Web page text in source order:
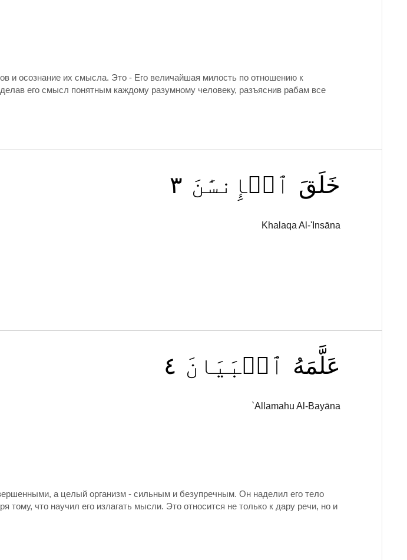
и осознание их смысла. Это - Его величайшая милость по отношению к
его смысл понятным каждому разумному человеку, разъяснив рабам все
خَلَقَ ٱلۡإِنسَٰنَ ٣
Khalaqa Al-'Insāna
عَلَّمَهُ ٱلۡبَيَانَ ٤
`Allamahu Al-Bayāna
а целый организм - сильным и безупречным. Он наделил его тело
что научил его излагать мысли. Это относится не только к дару речи, но и